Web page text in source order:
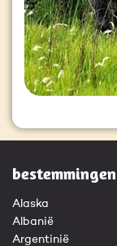
bestemmingen
Alaska
Albanië
Argentinië